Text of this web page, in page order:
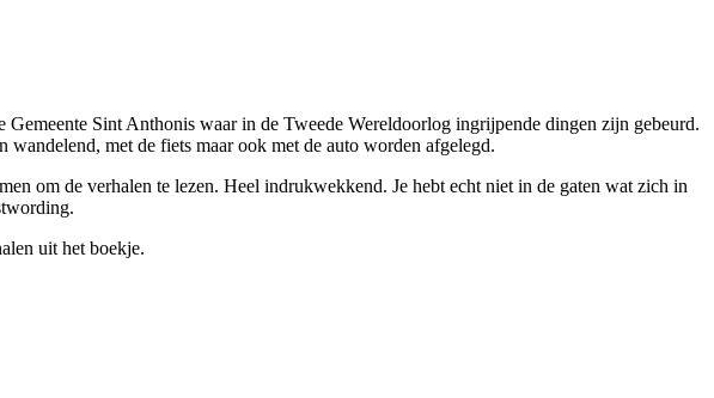
Sint Anthonis waar in de Tweede Wereldoorlog ingrijpende dingen zijn gebeurd.
met de fiets maar ook met de auto worden afgelegd.
om de verhalen te lezen. Heel indrukwekkend. Je hebt echt niet in de gaten wat zich in
uit het boekje.